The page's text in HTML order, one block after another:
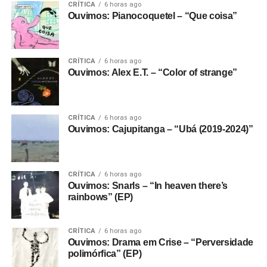
CRÍTICA 6 horas ago
Ouvimos: Pianocoquetel – “Que coisa”
CRÍTICA 6 horas ago
Ouvimos: Alex E.T. – “Color of strange”
CRÍTICA 6 horas ago
Ouvimos: Cajupitanga – “Ubá (2019-2024)”
CRÍTICA 6 horas ago
Ouvimos: Snarls – “In heaven there’s
rainbows” (EP)
CRÍTICA 6 horas ago
Ouvimos: Drama em Crise – “Perversidade
polimórfica” (EP)